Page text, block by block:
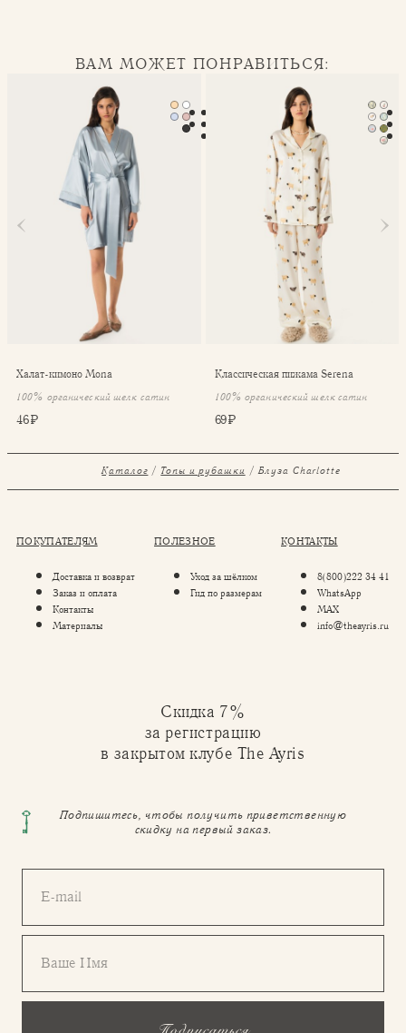
ВАМ МОЖЕТ ПОНРАВИТЬСЯ:
Халат-кимоно Mona
Халат-кимоно Mona
100% органический шелк сатин
46 ₽
Классическая пижама
Классическая пижама Serena
100% органический шелк сатин
69 ₽
Каталог Топы и рубашки Блуза Charlotte
ПОКУПАТЕЛЯМ
Доставка и возврат
Заказ и оплата
Контакты
Материалы
ПОЛЕЗНОЕ
Уход за шёлком
Гид по размерам
КОНТАКТЫ
8(800)222 34 41
WhatsApp
MAX
info@theayris.ru
Скидка 7%
за регистрацию
в закрытом клубе The Ayris
Подпишитесь, чтобы получить приветственную
скидку на первый заказ.
E-mail
Ваше Имя